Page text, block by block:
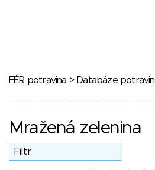
FÉR potravina > Databáze potravin
Mražená zelenina